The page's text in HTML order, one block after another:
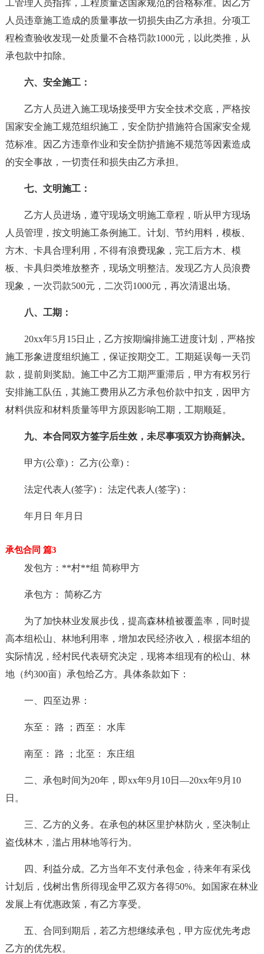
工管理人员指挥，工程质量达国家规范的合格标准。因乙方
人员违章施工造成的质量事故一切损失由乙方承担。分项工
程检查验收发现一处质量不合格罚款1000元，以此类推，从
承包款中扣除。
六、安全施工：
乙方人员进入施工现场接受甲方安全技术交底，严格按
国家安全施工规范组织施工，安全防护措施符合国家安全规
范标准。因乙方违章作业和安全防护措施不规范等因素造成
的安全事故，一切责任和损失由乙方承担。
七、文明施工：
乙方人员进场，遵守现场文明施工章程，听从甲方现场
人员管理，按文明施工条例施工。计划、节约用料，模板、
方木、卡具合理利用，不得有浪费现象，完工后方木、模
板、卡具归类堆放整齐，现场文明整洁。发现乙方人员浪费
现象，一次罚款500元，二次罚1000元，再次清退出场。
八、工期：
20xx年5月15日止，乙方按期编排施工进度计划，严格按
施工形象进度组织施工，保证按期交工。工期延误每一天罚
款，提前则奖励。施工中乙方工期严重滞后，甲方有权另行
安排施工队伍，其施工费用从乙方承包价款中扣支，因甲方
材料供应和材料质量等甲方原因影响工期，工期顺延。
九、本合同双方签字后生效，未尽事项双方协商解决。
甲方(公章)： 乙方(公章)：
法定代表人(签字)： 法定代表人(签字)：
年月日 年月日
承包合同 篇3
发包方：**村**组 简称甲方
承包方： 简称乙方
为了加快林业发展步伐，提高森林植被覆盖率，同时提
高本组松山、林地利用率，增加农民经济收入，根据本组的
实际情况，经村民代表研究决定，现将本组现有的松山、林
地（约300亩）承包给乙方。具体条款如下：
一、四至边界：
东至： 路 ；西至： 水库
南至： 路 ；北至： 东庄组
二、承包时间为20年，即xx年9月10日—20xx年9月10
日。
三、乙方的义务。在承包的林区里护林防火，坚决制止
盗伐林木，滥占用林地等行为。
四、利益分成。乙方当年不支付承包金，待来年有采伐
计划后，伐树出售所得现金甲乙双方各得50%。如国家在林业
发展上有优惠政策，有乙方享受。
五、合同到期后，若乙方想继续承包，甲方应优先考虑
乙方的优先权。